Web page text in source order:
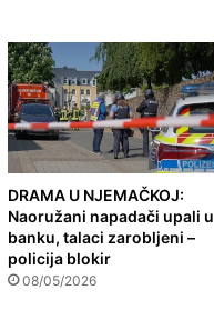
DRAMA U NJEMAČKOJ:
Naoružani napadači upali u
banku, talaci zarobljeni –
policija blokir
08/05/2026